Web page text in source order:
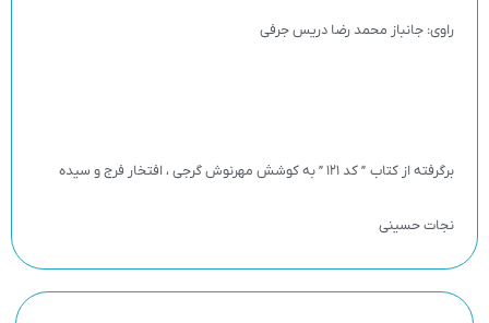
راوی: جانباز محمد رضا دریس جرفی
برگرفته از کتاب ” کد 121 ” به کوشش مهرنوش گرجی ، افتخار فرج و سیده
نجات حسینی